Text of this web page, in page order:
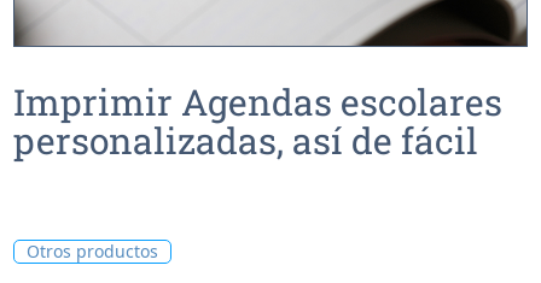
Imprimir Agendas escolares
personalizadas, así de fácil
Otros productos